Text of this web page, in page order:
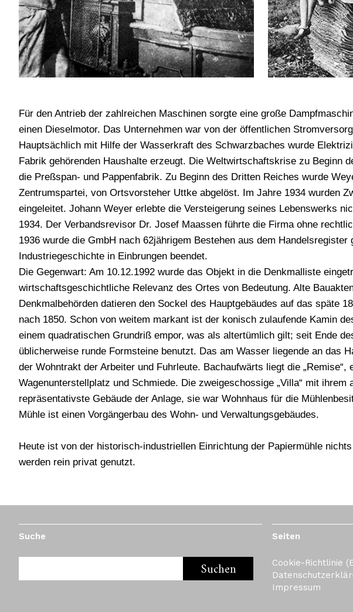
Für den Antrieb der zahlreichen Maschinen sorgte eine große
einen Dieselmotor. Das Unternehmen war von der öffentlichen
Hauptsächlich mit Hilfe der Wasserkraft des Schwarzbaches wurde
Fabrik gehörenden Haushalte erzeugt. Die Weltwirtschaftskrise zu Beginn
die Preßspan- und Pappenfabrik. Zu Beginn des Dritten Reiches wurde
Zentrumspartei, von Ortsvorsteher Uttke abgelöst. Im Jahre 1934 wurden
eingeleitet. Johann Weyer erlebte die Versteigerung seines Lebenswerks
1934. Der Verbandsrevisor Dr. Josef Maassen führte die Firma ohne
1936 wurde die GmbH nach 62jährigem Bestehen aus dem
Industriegeschichte in Einbrungen beendet.
Die Gegenwart: Am 10.12.1992 wurde das Objekt in die Denkmalliste
wirtschaftsgeschichtliche Relevanz des Ortes von Bedeutung. Alte
Denkmalbehörden datieren den Sockel des Hauptgebäudes auf das späte
nach 1850. Schon von weitem markant ist der konisch zulaufende Kamin
einem quadratischen Grundriß empor, was als altertümlich gilt; seit Ende
üblicherweise runde Formsteine benutzt. Das am Wasser liegende an das
der Wohntrakt der Arbeiter und Fuhrleute. Bachaufwärts liegt die „Remise“,
Wagenunterstellplatz und Schmiede. Die zweigeschossige „Villa“ mit ihrem
repräsentativste Gebäude der Anlage, sie war Wohnhaus für die
Mühle ist einen Vorgängerbau des Wohn- und Verwaltungsgebäudes.
Heute ist von der historisch-industriellen Einrichtung der Papiermühle
werden rein privat genutzt.
Suche Seiten
Cookie-Richtlinie
Impressum